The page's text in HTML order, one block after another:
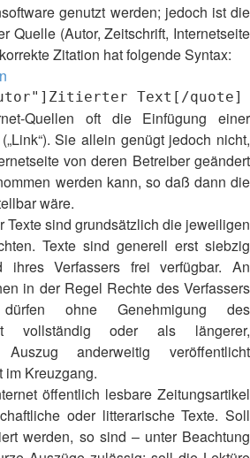
genutzt werden; jedoch ist die
Quelle (Autor, Zeitschrift, Internetseite
Zitation hat folgende Syntax:
Text[/quote]
Quellen oft die Einfügung einer
Sie allein genügt jedoch nicht,
von deren Betreiber geändert
werden kann, so daß dann die
wäre.
Texte sind grundsätzlich die jeweiligen
Texte sind generell erst siebzig
Verfassers frei verfügbar. An
in der Regel Rechte des Verfassers
ohne Genehmigung des
vollständig oder als längerer,
Auszug anderweitig veröffentlicht
im Kreuzgang.
öffentlich lesbare Zeitungsartikel
oder litterarische Texte. Soll
werden, so sind – unter Beachtung